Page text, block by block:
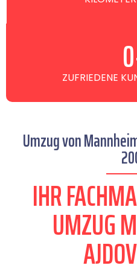
ZUFRIEDENE 0
Umzug von
IHR
UMZUG